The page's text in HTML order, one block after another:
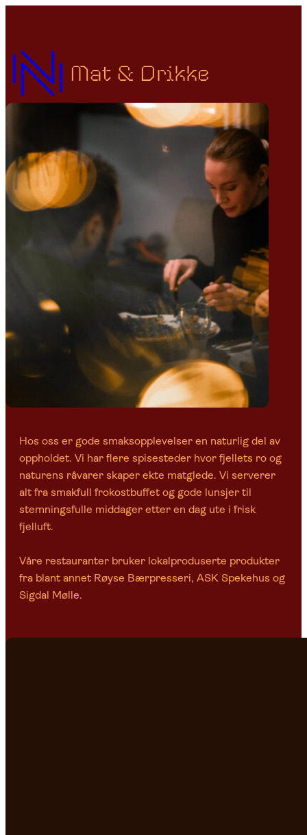
Mat & Drikke
Hos oss er gode smaksopplevelser en naturlig del av
oppholdet. Vi har flere spisesteder hvor fjellets ro og
naturens råvarer skaper ekte matglede. Vi serverer
alt fra smakfull frokostbuffet og gode lunsjer til
stemningsfulle middager etter en dag ute i frisk
fjelluft.
Våre restauranter bruker lokalproduserte produkter
fra blant annet Røyse Bærpresseri, ASK Spekehus og
Sigdal Mølle.